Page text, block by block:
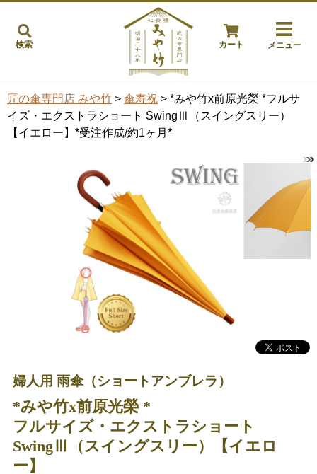
検索 カート メニュー
匠の傘専門店 みや竹 > 傘寿祝 > *みや竹x前原光榮 *フルサ
イズ・エクストラショート SwingⅢ（スイングスリー）
【イエロー】*受注作成/約1ヶ月*
婦人用 雨傘（ショートアンブレラ）
*みや竹x前原光榮 *
フルサイズ・エクストラショート
SwingⅢ（スイングスリー）【イエロ
ー】